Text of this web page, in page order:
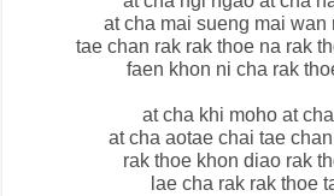
at cha mai sueng mai wan
tae chan rak rak thoe na rak
faen khon ni cha rak
at cha khi moho at
at cha aotae chai tae
rak thoe khon diao rak
lae cha rak rak thoe